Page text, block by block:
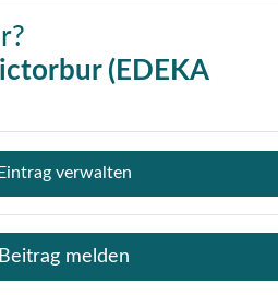
(EDEKA
verwalten
melden